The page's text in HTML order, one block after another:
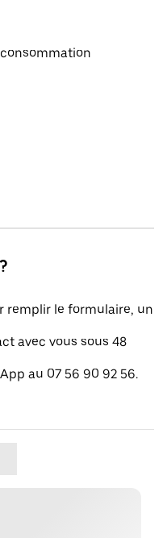
remplir le formulaire, un
avec vous sous 48
au 07 56 90 92 56.